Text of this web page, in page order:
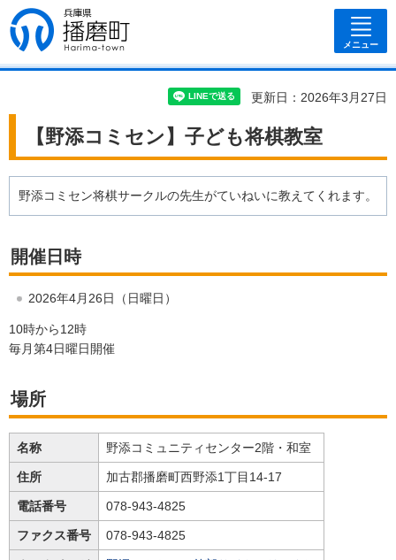
兵庫県 播磨
町
メニュー
更新日：2026年3月27日
【野添コミセン】子ども将棋教室
野添コミセン将棋サークルの先生がていねいに教えてくれます。
開催日時
2026年4月26日（日曜日）
10時から12時
毎月第4日曜日開催
場所
名称 野添コミュニティセンター2階・和室
住所 加古郡播磨町西野添1丁目14-17
電話番号 078-943-4825
ファクス番号 078-943-4825